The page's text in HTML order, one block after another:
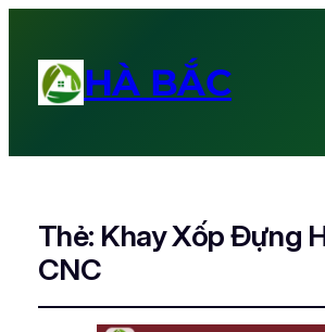
HÀ BẮC
Thẻ: Khay Xốp Đựng
CNC